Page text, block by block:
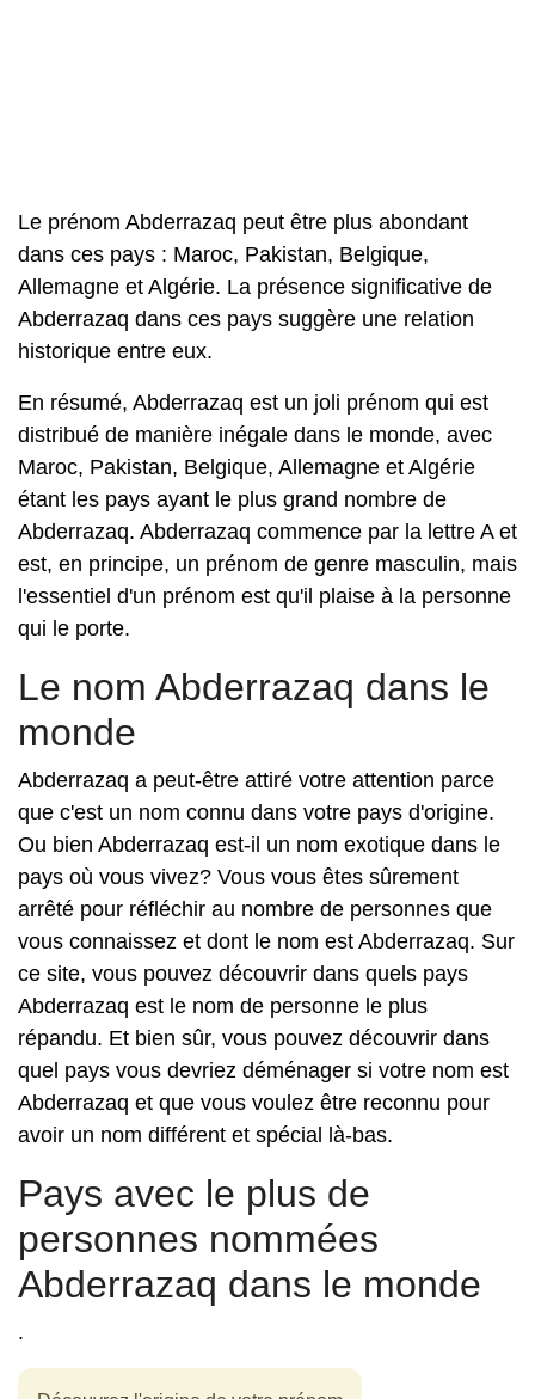
Le prénom Abderrazaq peut être plus abondant
dans ces pays : Maroc, Pakistan, Belgique,
Allemagne et Algérie. La présence significative de
Abderrazaq dans ces pays suggère une relation
historique entre eux.
En résumé, Abderrazaq est un joli prénom qui est
distribué de manière inégale dans le monde, avec
Maroc, Pakistan, Belgique, Allemagne et Algérie
étant les pays ayant le plus grand nombre de
Abderrazaq. Abderrazaq commence par la lettre A et
est, en principe, un prénom de genre masculin, mais
l'essentiel d'un prénom est qu'il plaise à la personne
qui le porte.
Le nom Abderrazaq dans le
monde
Abderrazaq a peut-être attiré votre attention parce
que c'est un nom connu dans votre pays d'origine.
Ou bien Abderrazaq est-il un nom exotique dans le
pays où vous vivez? Vous vous êtes sûrement
arrêté pour réfléchir au nombre de personnes que
vous connaissez et dont le nom est Abderrazaq. Sur
ce site, vous pouvez découvrir dans quels pays
Abderrazaq est le nom de personne le plus
répandu. Et bien sûr, vous pouvez découvrir dans
quel pays vous devriez déménager si votre nom est
Abderrazaq et que vous voulez être reconnu pour
avoir un nom différent et spécial là-bas.
Pays avec le plus de
personnes nommées
Abderrazaq dans le monde
.